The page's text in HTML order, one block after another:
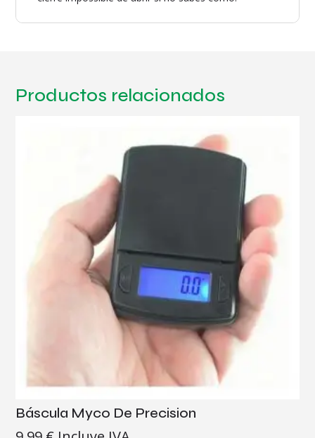
Productos relacionados
Báscula Myco De Precision